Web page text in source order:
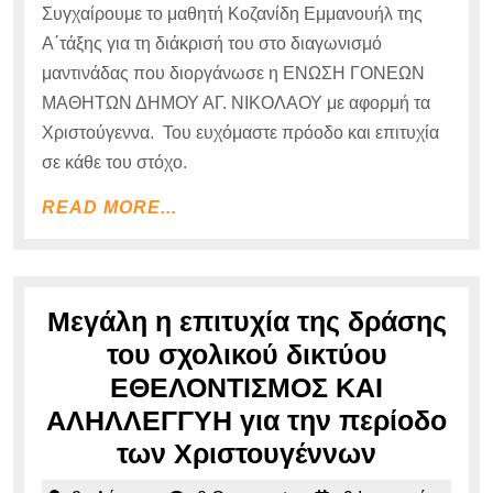
2023
Συγχαίρουμε το μαθητή Κοζανίδη Εμμανουήλ της
Α΄τάξης για τη διάκρισή του στο διαγωνισμό
μαντινάδας που διοργάνωσε η ΕΝΩΣΗ ΓΟΝΕΩΝ
ΜΑΘΗΤΩΝ ΔΗΜΟΥ ΑΓ. ΝΙΚΟΛΑΟΥ με αφορμή τα
Χριστούγεννα. Του ευχόμαστε πρόοδο και επιτυχία
σε κάθε του στόχο.
READ MORE...
Μεγάλη η επιτυχία της δράσης
του σχολικού δικτύου
ΕΘΕΛΟΝΤΙΣΜΟΣ ΚΑΙ
ΑΛΗΛΛΕΓΓΥΗ για την περίοδο
των Χριστουγέννων